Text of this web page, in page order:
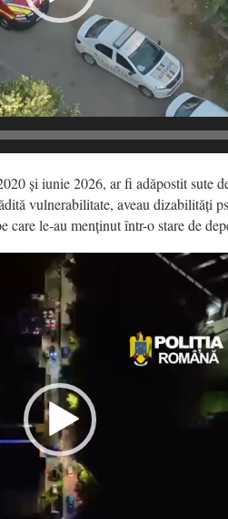
și iunie 2026, ar fi adăpostit sute
vulnerabilitate, aveau dizabilități
care le-au menținut într-o stare de